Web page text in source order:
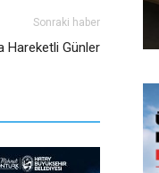
Sonraki haber
Hareketli Günler